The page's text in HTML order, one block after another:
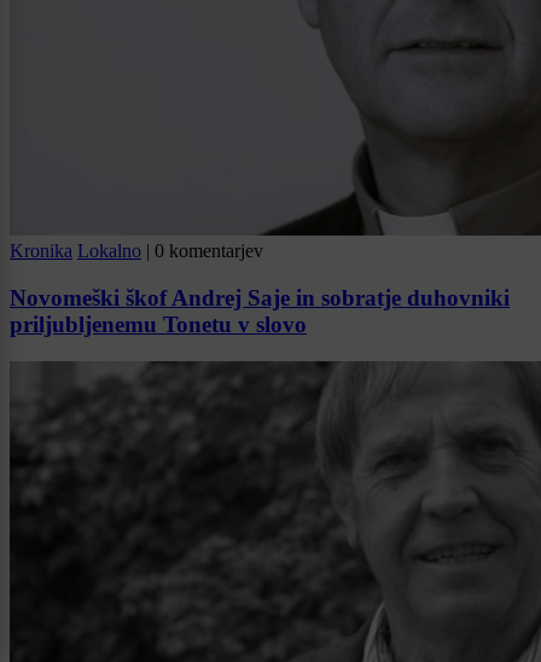
Kronika Lokalno | 0 komentarjev
Novomeški škof Andrej Saje in sobratje duhovniki
priljubljenemu Tonetu v slovo